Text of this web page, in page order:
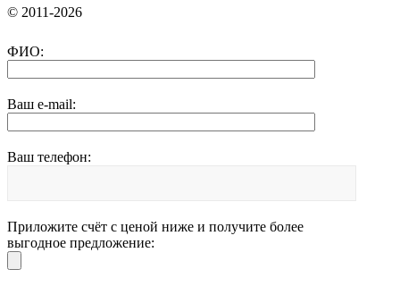
© 2011-2026
ФИО:
Ваш e-mail:
Ваш телефон:
Приложите счёт с ценой ниже и получите более
выгодное предложение: